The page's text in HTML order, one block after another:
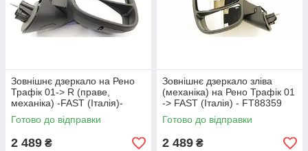
Зовнішнє дзеркало на Рено
Трафік 01-> R (праве,
механіка) -FAST (Італія)-
FT88358
Готово до відправки
2 489 ₴
Зовнішнє дзеркало зліва
(механіка) на Рено Трафік 01
-> FAST (Італія) - FT88359
Готово до відправки
2 489 ₴